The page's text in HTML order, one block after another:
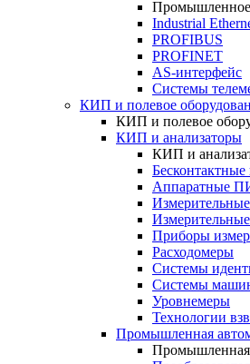
Промышленное
Industrial
PROFIBUS
PROFINET
AS-интерфейс
Системы
КИП и полевое
КИП и полевое
КИП и анализаторы
КИП и
Аппаратные
Измерительные
Приборы
Расходомеры
Системы
Системы
Уровнемеры
Технологии
Промышленная
Промышленная